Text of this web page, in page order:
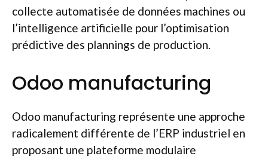
collecte automatisée de données machines ou
l’intelligence artificielle pour l’optimisation
prédictive des plannings de production.
Odoo manufacturing
Odoo manufacturing représente une approche
radicalement différente de l’ERP industriel en
proposant une plateforme modulaire